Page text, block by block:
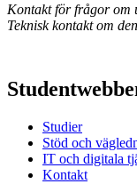
Kontakt för frågor om
Teknisk kontakt om
Studier
Stöd och
IT och digitala
Kontakt